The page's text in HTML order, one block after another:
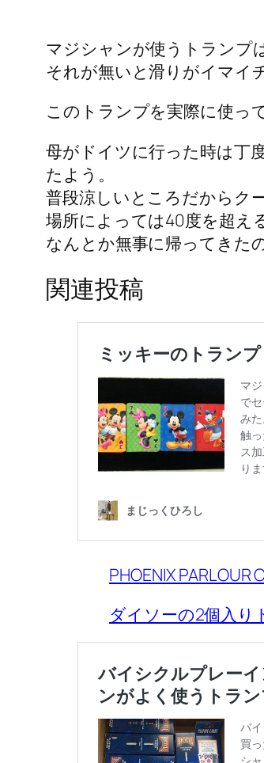
マジシャンが使うトランプ
それが無いと滑りがイマイ
このトランプを実際に使っ
母がドイツに行った時は丁
たよう。
普段涼しいところだからク
場所によっては40度を超え
なんとか無事に帰ってきた
関連投稿
PHOENIX
ダイソーの2個入り